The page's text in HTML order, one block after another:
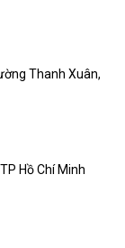
Thanh Xuân,
Hồ Chí Minh